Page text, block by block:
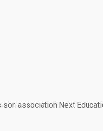
son association Next